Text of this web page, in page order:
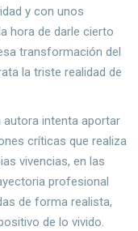
y con unos
hora de darle cierto
transformación del
la triste realidad de
autora intenta aportar
críticas que realiza
vivencias, en las
profesional
de forma realista,
de lo vivido.